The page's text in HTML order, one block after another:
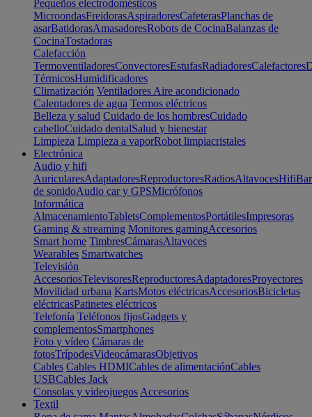
Pequeños electrodomésticos
MicroondasFreidorasAspiradoresCafeterasPlanchas de
asarBatidorasAmasadoresRobots de CocinaBalanzas de
CocinaTostadoras
Calefacción
TermoventiladoresConvectoresEstufasRadiadoresCalefactores
TérmicosHumidificadores
Climatización Ventiladores Aire acondicionado
Calentadores de agua Termos eléctricos
Belleza y salud Cuidado de los hombresCuidado
cabelloCuidado dentalSalud y bienestar
Limpieza Limpieza a vaporRobot limpiacristales
Electrónica
Audio y hifi
AuricularesAdaptadoresReproductoresRadiosAltavocesHifi
de sonidoAudio car y GPSMicrófonos
Informática
AlmacenamientoTabletsComplementosPortátilesImpresoras
Gaming & streaming Monitores gamingAccesorios
Smart home TimbresCámarasAltavoces
Wearables Smartwatches
Televisión
AccesoriosTelevisoresReproductoresAdaptadoresProyectores
Movilidad urbana KartsMotos eléctricasAccesoriosBicicletas
eléctricasPatinetes eléctricos
Telefonía Teléfonos fijosGadgets y
complementosSmartphones
Foto y vídeo Cámaras de
fotosTrípodesVideocámarasObjetivos
Cables Cables HDMICables de alimentaciónCables
USBCables Jack
Consolas y videojuegos Accesorios
Textil